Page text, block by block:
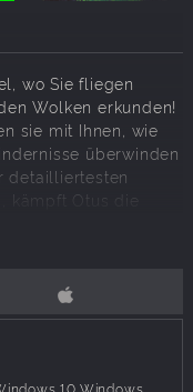
wo Sie fliegen
Wolken erkunden!
sie mit Ihnen, wie
überwinden
detailliertesten
kämpft Otus die
Dinge Spirale aus
durch die
Begegnungen,
niemand